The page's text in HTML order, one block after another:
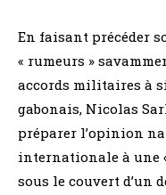
En faisant précéder
« rumeurs »
accords militaires à
gabonais, Nicolas
préparer l’opinion
internationale à une
sous le couvert d’un